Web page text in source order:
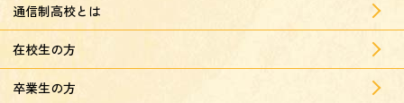
通信制高校とは
在校生の方
卒業生の方